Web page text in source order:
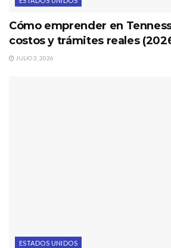
Cómo emprender en
costos y trámites reales
JULIO 3, 2026
ESTADOS UNIDOS